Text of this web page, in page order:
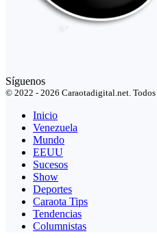
Síguenos
© 2022 - 2026 Caraotadigital.net. Todos
Inicio
Venezuela
Mundo
EEUU
Sucesos
Show
Deportes
Caraota Tips
Tendencias
Columnistas